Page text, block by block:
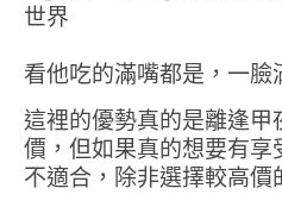
看他吃的滿嘴都是，一臉
這裡的優勢真的是離逢
價，但如果真的想要有
不適合，除非選擇較高價